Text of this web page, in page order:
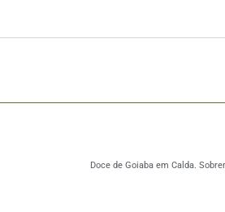
Doce de Goiaba em Calda.